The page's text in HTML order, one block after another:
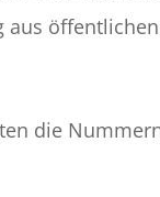
aus
die